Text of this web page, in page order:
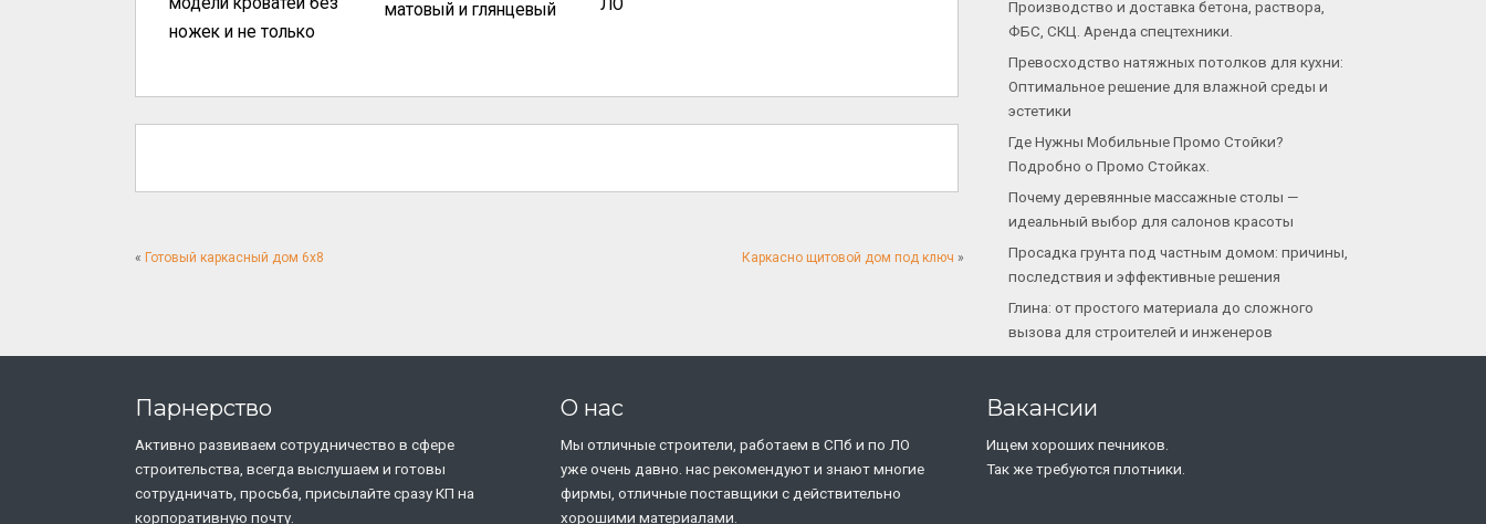
ножек и не только
матовый и глянцевый
ЛО
« Готовый каркасный дом 6х8 Каркасно щитовой дом под ключ »
Производство и доставка бетона, раствора,
ФБС, СКЦ. Аренда спецтехники.
Превосходство натяжных потолков для кухни:
Оптимальное решение для влажной среды и
эстетики
Где Нужны Мобильные Промо Стойки?
Подробно о Промо Стойках.
Почему деревянные массажные столы —
идеальный выбор для салонов красоты
Просадка грунта под частным домом: причины,
последствия и эффективные решения
Глина: от простого материала до сложного
вызова для строителей и инженеров
Парнерство
Активно развиваем сотрудничество в сфере
строительства, всегда выслушаем и готовы
сотрудничать, просьба, присылайте сразу КП на
корпоративную почту.
О нас
Мы отличные строители, работаем в СПб и по ЛО
уже очень давно. нас рекомендуют и знают многие
фирмы, отличные поставщики с действительно
хорошими материалами.
Вакансии
Ищем хороших печников.
Так же требуются плотники.